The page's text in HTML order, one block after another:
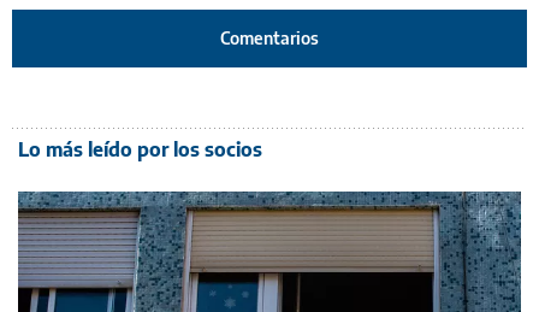
Comentarios
Lo más leído por los socios